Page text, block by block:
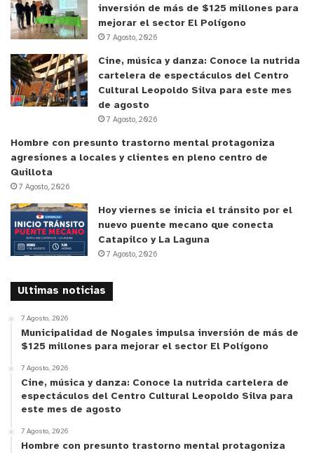
inversión de más de $125 millones para
mejorar el sector El Polígono
7 Agosto, 2026
Cine, música y danza: Conoce la nutrida
cartelera de espectáculos del Centro
Cultural Leopoldo Silva para este mes
de agosto
7 Agosto, 2026
Hombre con presunto trastorno mental protagoniza
agresiones a locales y clientes en pleno centro de
Quillota
7 Agosto, 2026
Hoy viernes se inicia el tránsito por el
nuevo puente mecano que conecta
Catapilco y La Laguna
7 Agosto, 2026
Ultimas noticias
7 Agosto, 2026
Municipalidad de Nogales impulsa inversión de más de
$125 millones para mejorar el sector El Polígono
7 Agosto, 2026
Cine, música y danza: Conoce la nutrida cartelera de
espectáculos del Centro Cultural Leopoldo Silva para
este mes de agosto
7 Agosto, 2026
Hombre con presunto trastorno mental protagoniza